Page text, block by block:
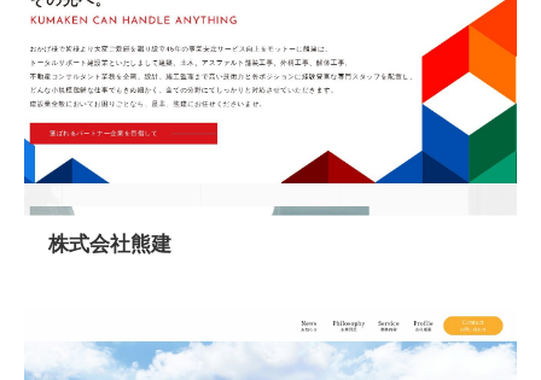
株式会社熊建